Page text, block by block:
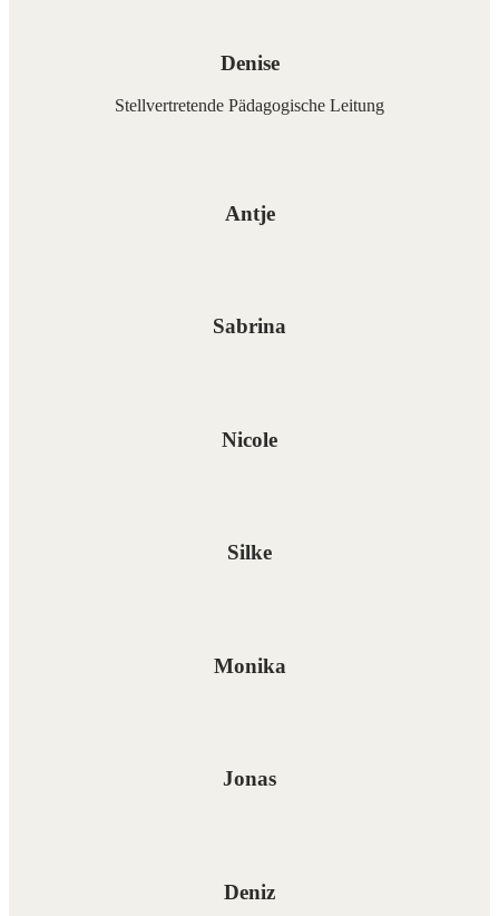
Denise
Stellvertretende Pädagogische Leitung
Antje
Sabrina
Nicole
Silke
Monika
Jonas
Deniz